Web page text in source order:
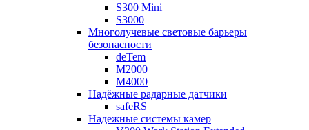
S300 Mini
S3000
Многолучевые световые барьеры
безопасности
deTem
M2000
M4000
Надёжные радарные датчики
safeRS
Надежные системы камер